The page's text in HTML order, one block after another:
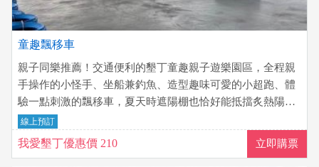
童趣飄移車
親子同樂推薦！交通便利的墾丁童趣親子遊樂園區，全程親
手操作的小怪手、坐船兼釣魚、造型趣味可愛的小超跑、體
驗一點刺激的飄移車，夏天時遮陽棚也恰好能抵擋炙熱陽
光，適合家長帶小朋友前往~
線上預訂
我愛墾丁優惠價 210 立即購票